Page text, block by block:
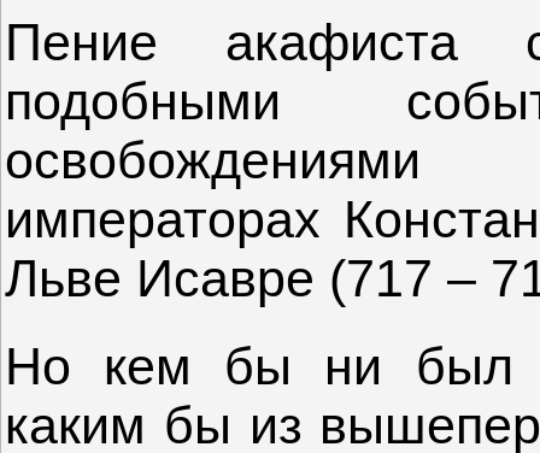
Пение акафиста
подобными
освобождениями
императорах
Льве Исавре (717 –
Но кем бы ни был
каким бы из